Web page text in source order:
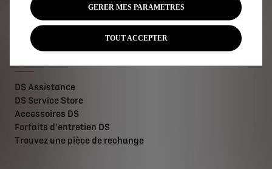
Contactez-nous
Newsletter
DS Assistance
DS Service Store
Accessoires DS
Forfaits d'entretien DS
Trouvez une pièce de rechange
GERER MES PARAMETRES
TOUT ACCEPTER